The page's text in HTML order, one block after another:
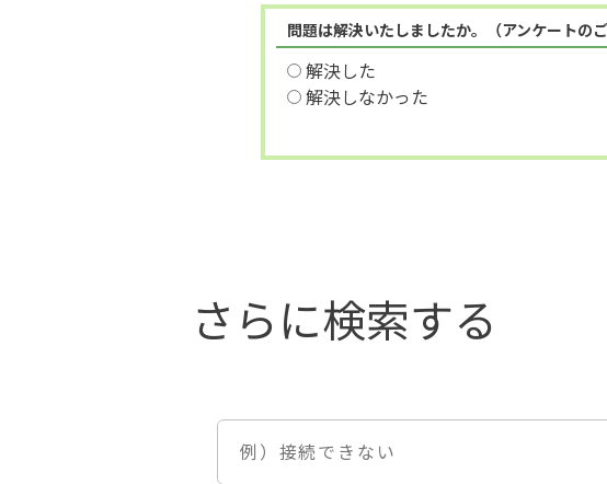
問題は解決いたしましたか。（アンケートの
解決した
解決しなかった